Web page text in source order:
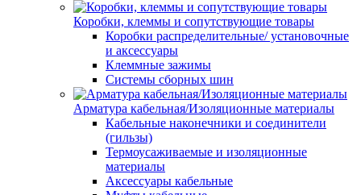
Коробки, клеммы и сопутствующие товары
Коробки распределительные/ установочные
и аксессуары
Клеммные зажимы
Системы сборных шин
Арматура кабельная/Изоляционные материалы
Кабельные наконечники и соединители
(гильзы)
Термоусаживаемые и изоляционные
материалы
Аксессуары кабельные